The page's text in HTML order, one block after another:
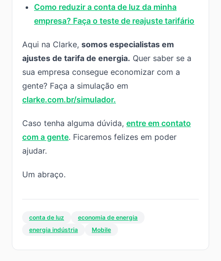
Como reduzir a conta de luz da minha
empresa? Faça o teste de reajuste tarifário
Aqui na Clarke, somos especialistas em
ajustes de tarifa de energia. Quer saber se a
sua empresa consegue economizar com a
gente? Faça a simulação em
clarke.com.br/simulador.
Caso tenha alguma dúvida, entre em contato
com a gente. Ficaremos felizes em poder
ajudar.
Um abraço.
conta de luz
economia de energia
energia indústria
Mobile